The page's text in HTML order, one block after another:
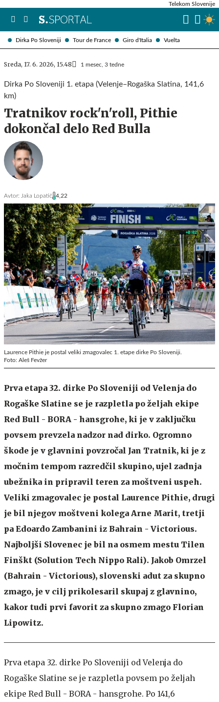
Dirka Po Sloveniji Tour de France Giro d'Italia Vuelta
Telekom Slovenije
Sreda, 17. 6. 2026, 15.48 1 mesec, 3 tedne
Dirka Po Sloveniji 1. etapa (Velenje–Rogaška Slatina, 141,6
km)
Tratnikov rock'n'roll, Pithie
dokončal delo Red Bulla
Avtor: Jaka Lopatič 4,22
Laurence Pithie je postal veliki zmagovalec 1. etape dirke Po Sloveniji.
Foto: Aleš Fevžer
Prva etapa 32. dirke Po Sloveniji od Velenja do
Rogaške Slatine se je razpletla po željah ekipe
Red Bull - BORA - hansgrohe, ki je v zaključku
povsem prevzela nadzor nad dirko. Ogromno
škode je v glavnini povzročal Jan Tratnik, ki je z
močnim tempom razredčil skupino, ujel zadnja
ubežnika in pripravil teren za moštveni uspeh.
Veliki zmagovalec je postal Laurence Pithie, drugi
je bil njegov moštveni kolega Arne Marit, tretji
pa Edoardo Zambanini iz Bahrain - Victorious.
Najboljši Slovenec je bil na osmem mestu Tilen
Finškt (Solution Tech Nippo Rali). Jakob Omrzel
(Bahrain - Victorious), slovenski adut za skupno
zmago, je v cilj prikolesaril skupaj z glavnino,
kakor tudi prvi favorit za skupno zmago Florian
Lipowitz.
Prva etapa 32. dirke Po Sloveniji od Velenja do
Rogaške Slatine se je razpletla povsem po željah
ekipe Red Bull - BORA - hansgrohe. Po 141,6